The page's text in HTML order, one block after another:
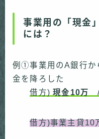
事業用の「現金
には？
例①事業用のA銀行か
金を降ろした
借方)現金10万 /
借方)事業主貸